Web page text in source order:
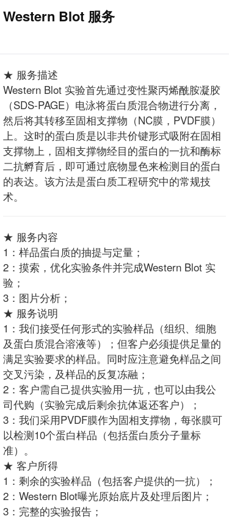
Western Blot 服务
★ 服务描述
Western Blot 实验首先通过变性聚丙烯酰胺凝胶
（SDS-PAGE）电泳将蛋白质混合物进行分离，
然后将其转移至固相支撑物（NC膜，PVDF膜）
上。这时的蛋白质是以非共价键形式吸附在固相
支撑物上，固相支撑物经目的蛋白的一抗和酶标
二抗孵育后，即可通过底物显色来检测目的蛋白
的表达。该方法是蛋白质工程研究中的常规技
术。
★ 服务内容
1：样品蛋白质的抽提与定量；
2：摸索，优化实验条件并完成Western Blot 实
验；
3：图片分析；
★ 服务说明
1：我们接受任何形式的实验样品（组织、细胞
及蛋白质混合溶液等）；但客户必须提供足量的
满足实验要求的样品。同时应注意避免样品之间
交叉污染，及样品的反复冻融；
2：客户需自己提供实验用一抗，也可以由我公
司代购（实验完成后剩余抗体返还客户）；
3：我们采用PVDF膜作为固相支撑物，每张膜可
以检测10个蛋白样品（包括蛋白质分子量标
准）。
★ 客户所得
1：剩余的实验样品（包括客户提供的一抗）；
2：Western Blot曝光原始底片及处理后图片；
3：完整的实验报告；